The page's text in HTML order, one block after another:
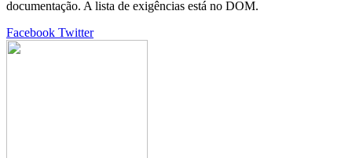
documentação. A lista de exigências está no DOM.
Facebook TwitterGoogle+
LinkedIn
StumbleUpon
Tumblr
Pinterest
Reddit
VKontakte
Share
Print